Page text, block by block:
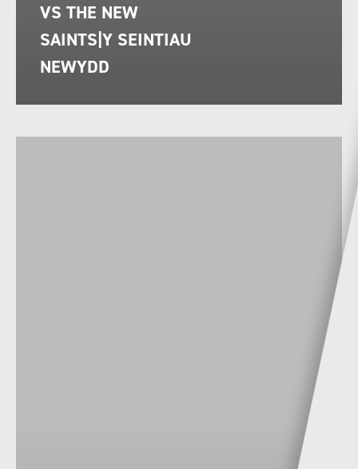
VS THE NEW
SAINTS|Y SEINTIAU
NEWYDD